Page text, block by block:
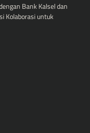
Bank Kalsel dan
Kolaborasi untuk